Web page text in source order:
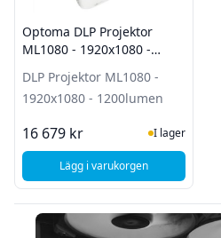
Optoma DLP Projektor
ML1080 - 1920x1080 -
DLP Projektor ML1080 -
1920x1080 - 1200lumen
16 679 kr I Lager
I lager
Lägg i varukorgen
, Optoma DLP